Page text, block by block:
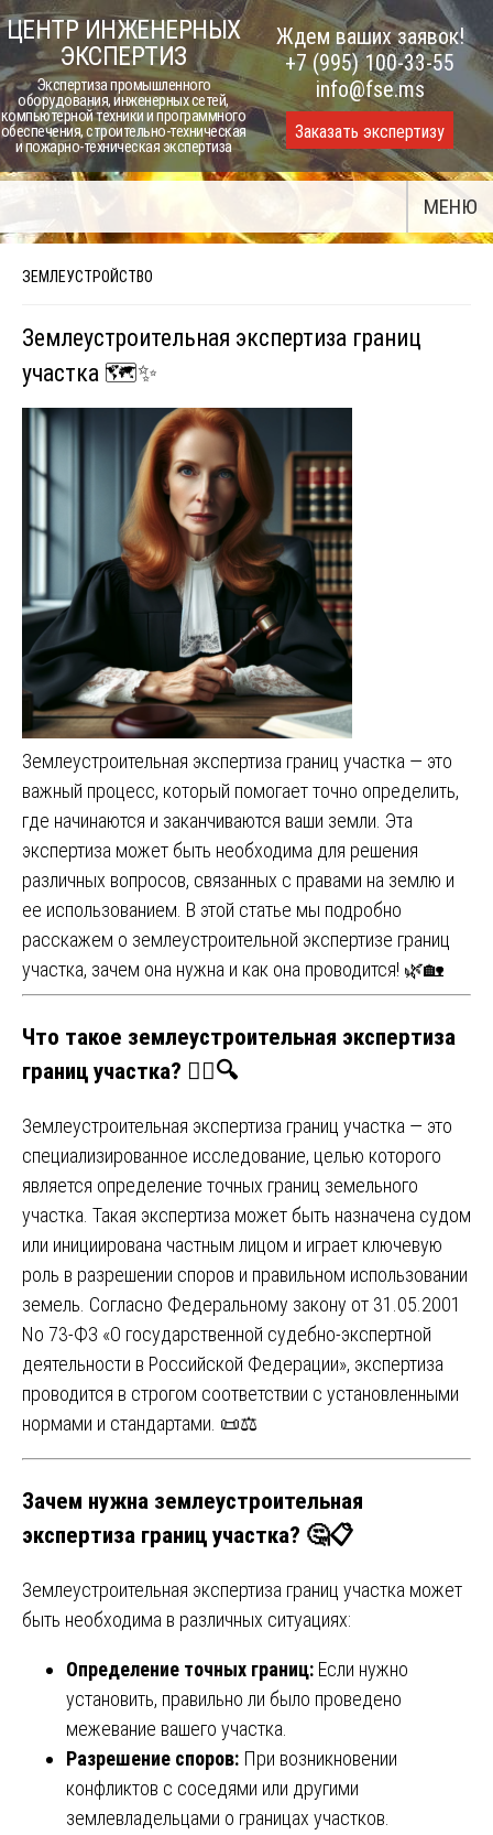
Skip
to
content
ЦЕНТР ИНЖЕНЕРНЫХ
ЭКСПЕРТИЗ
Экспертиза промышленного
оборудования, инженерных сетей,
компьютерной техники и программного
обеспечения, строительно-техническая
и пожарно-техническая экспертиза
Ждем ваших заявок!
+7 (995) 100-33-55
info@fse.ms
Заказать экспертизу
МЕНЮ
ЗЕМЛЕУСТРОЙСТВО
Землеустроительная экспертиза границ
участка 🗺️✨
Землеустроительная экспертиза границ участка — это
важный процесс, который помогает точно определить,
где начинаются и заканчиваются ваши земли. Эта
экспертиза может быть необходима для решения
различных вопросов, связанных с правами на землю и
ее использованием. В этой статье мы подробно
расскажем о землеустроительной экспертизе границ
участка, зачем она нужна и как она проводится! 🌿🏡
Что такое землеустроительная экспертиза
границ участка? 🕵️‍♂️🔍
Землеустроительная экспертиза границ участка — это
специализированное исследование, целью которого
является определение точных границ земельного
участка. Такая экспертиза может быть назначена судом
или инициирована частным лицом и играет ключевую
роль в разрешении споров и правильном использовании
земель. Согласно Федеральному закону от 31.05.2001
No 73-ФЗ «О государственной судебно-экспертной
деятельности в Российской Федерации», экспертиза
проводится в строгом соответствии с установленными
нормами и стандартами. 📜⚖️
Зачем нужна землеустроительная
экспертиза границ участка? 🤔📋
Землеустроительная экспертиза границ участка может
быть необходима в различных ситуациях:
Определение точных границ: Если нужно
установить, правильно ли было проведено
межевание вашего участка.
Разрешение споров: При возникновении
конфликтов с соседями или другими
землевладельцами о границах участков.